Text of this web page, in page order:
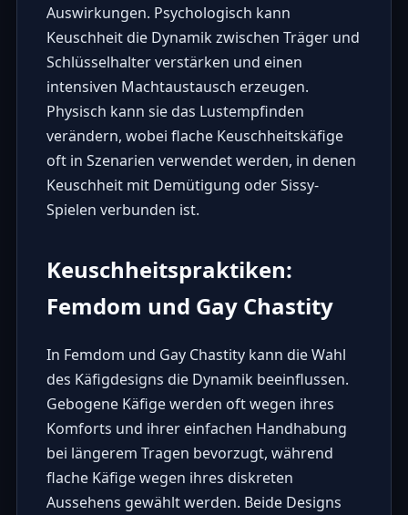
Auswirkungen. Psychologisch kann
Keuschheit die Dynamik zwischen Träger und
Schlüsselhalter verstärken und einen
intensiven Machtaustausch erzeugen.
Physisch kann sie das Lustempfinden
verändern, wobei flache Keuschheitskäfige
oft in Szenarien verwendet werden, in denen
Keuschheit mit Demütigung oder Sissy-
Spielen verbunden ist.
Keuschheitspraktiken:
Femdom und Gay Chastity
In Femdom und Gay Chastity kann die Wahl
des Käfigdesigns die Dynamik beeinflussen.
Gebogene Käfige werden oft wegen ihres
Komforts und ihrer einfachen Handhabung
bei längerem Tragen bevorzugt, während
flache Käfige wegen ihres diskreten
Aussehens gewählt werden. Beide Designs